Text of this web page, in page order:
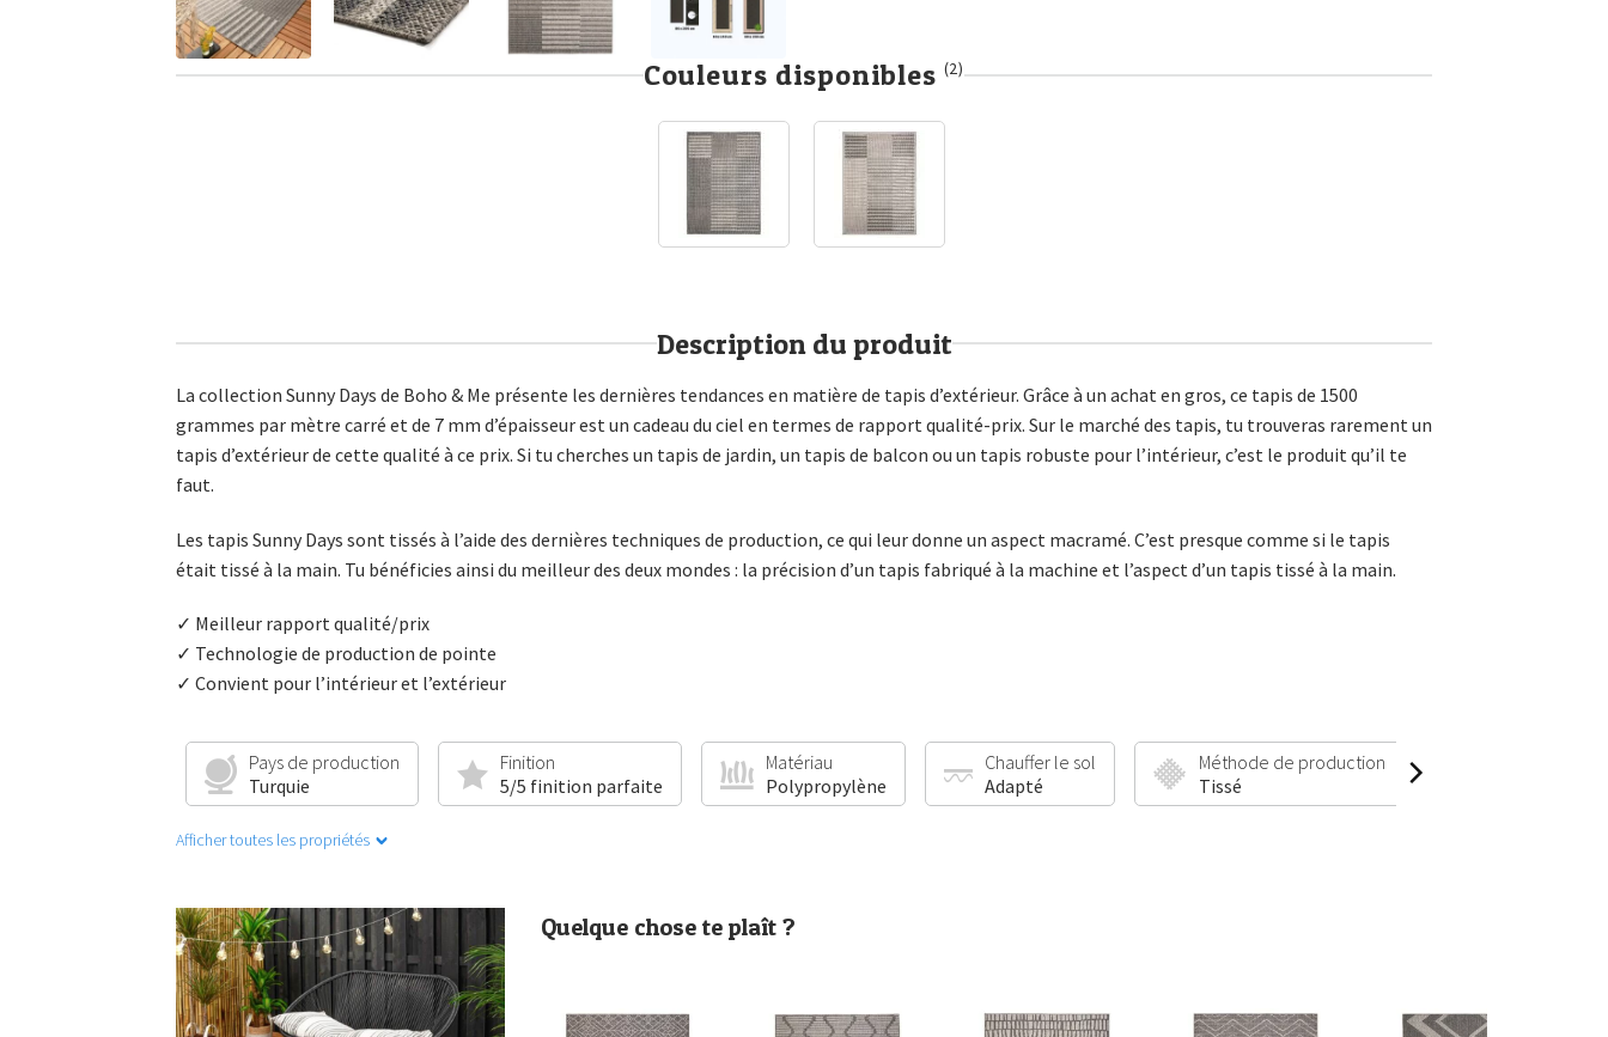
Couleurs disponibles (2)
Description du produit
La collection Sunny Days de Boho & Me présente les dernières tendances en matière de tapis d’extérieur. Grâce à un achat en gros, ce tapis de 1500
grammes par mètre carré et de 7 mm d’épaisseur est un cadeau du ciel en termes de rapport qualité-prix. Sur le marché des tapis, tu trouveras rarement un
tapis d’extérieur de cette qualité à ce prix. Si tu cherches un tapis de jardin, un tapis de balcon ou un tapis robuste pour l’intérieur, c’est le produit qu’il te
faut.
Les tapis Sunny Days sont tissés à l’aide des dernières techniques de production, ce qui leur donne un aspect macramé. C’est presque comme si le tapis
était tissé à la main. Tu bénéficies ainsi du meilleur des deux mondes : la précision d’un tapis fabriqué à la machine et l’aspect d’un tapis tissé à la main.
✓ Meilleur rapport qualité/prix
✓ Technologie de production de pointe
✓ Convient pour l’intérieur et l’extérieur
Pays de production
Turquie
Finition
5/5 finition parfaite
Matériau
Polypropylène
Chauffer le sol
Adapté
Méthode de production
Tissé
Afficher toutes les propriétés
Quelque chose te plaît ?